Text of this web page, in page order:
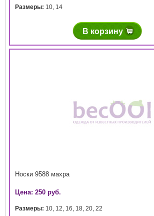
Размеры: 10, 14
В корзину
Носки 9588 махра
Цена: 250 руб.
Размеры: 10, 12, 16, 18, 20, 22